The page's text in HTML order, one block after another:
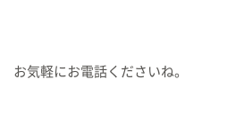
お気軽にお電話くださいね。